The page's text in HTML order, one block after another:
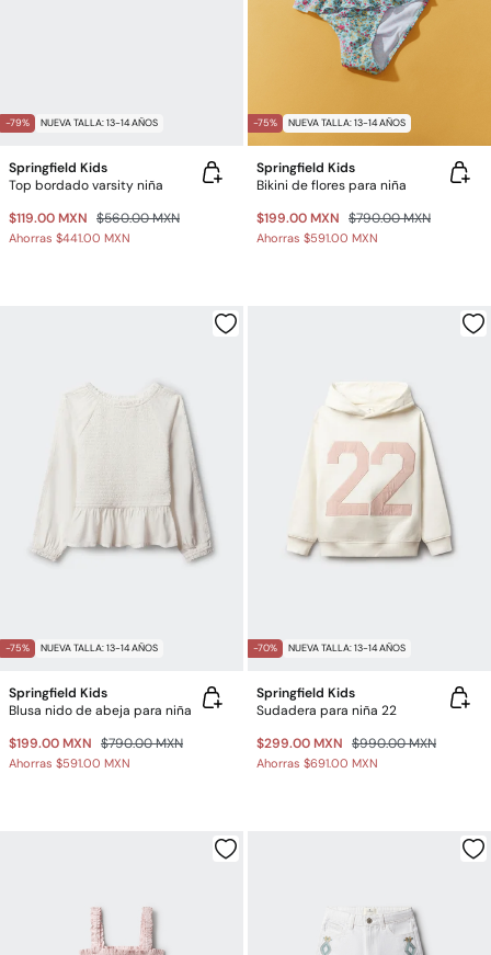
-79% NUEVA TALLA: 13-14 AÑOS
Springfield Kids
Top bordado varsity niña
$119.00 MXN $560.00 MXN
Ahorras $441.00 MXN
-75% NUEVA TALLA: 13-14 AÑOS
Springfield Kids
Bikini de flores para niña
$199.00 MXN $790.00 MXN
Ahorras $591.00 MXN
-75% NUEVA TALLA: 13-14 AÑOS
Springfield Kids
Blusa nido de abeja para niña
$199.00 MXN $790.00 MXN
Ahorras $591.00 MXN
-70% NUEVA TALLA: 13-14 AÑOS
Springfield Kids
Sudadera para niña 22
$299.00 MXN $990.00 MXN
Ahorras $691.00 MXN